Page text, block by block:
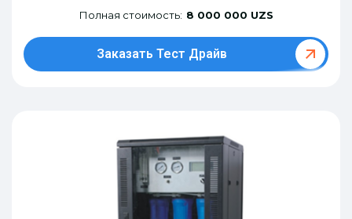
Полная стоимость: 8 000 000 UZS
Заказать Тест Драйв